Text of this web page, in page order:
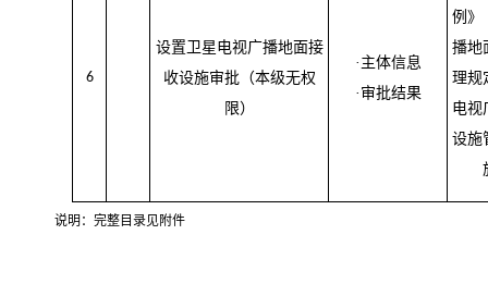
6
设置卫星电视广播地面接
收设施审批（本级无权
限）
·主体信息
·审批结果
例》
播地
理规
电视
设施
说明：完整目录见附件